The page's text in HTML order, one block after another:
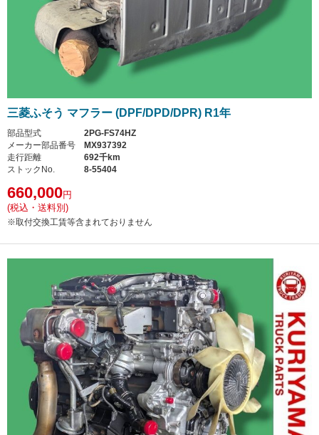
三菱ふそう マフラー (DPF/DPD/DPR) R1年
部品型式
2PG-FS74HZ
メーカー部品番号
MX937392
走行距離
692千km
ストックNo.
8-55404
660,000円
(税込・送料別)
※取付交換工賃等含まれておりません